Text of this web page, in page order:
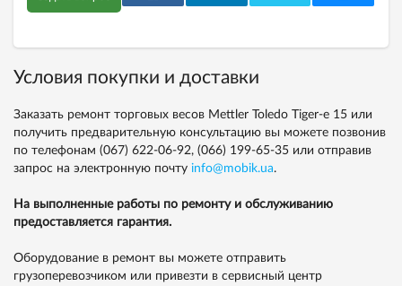
Условия покупки и доставки
Заказать ремонт торговых весов Mettler Toledo Tiger-е 15 или
получить предварительную консультацию вы можете позвонив
по телефонам (067) 622-06-92, (066) 199-65-35 или отправив
запрос на электронную почту info@mobik.ua.
На выполненные работы по ремонту и обслуживанию
предоставляется гарантия.
Оборудование в ремонт вы можете отправить
грузоперевозчиком или привезти в сервисный центр